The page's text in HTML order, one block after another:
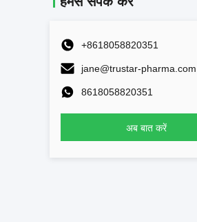
+8618058820351
jane@trustar-pharma.com
8618058820351
अब बात करें